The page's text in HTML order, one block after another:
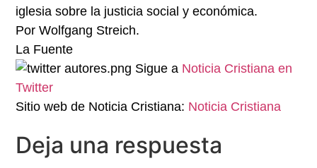
iglesia sobre la justicia social y económica.
Por Wolfgang Streich.
La Fuente
Sigue a Noticia Cristiana en
Twitter
Sitio web de Noticia Cristiana: Noticia Cristiana
Deja una respuesta